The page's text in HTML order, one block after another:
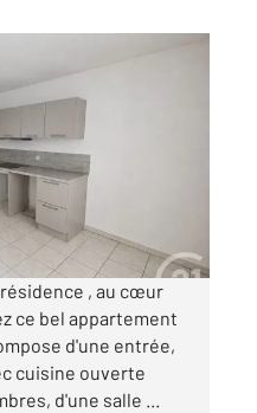
, au cœur
ce bel appartement
d'une entrée,
cuisine ouverte
d'une salle ...